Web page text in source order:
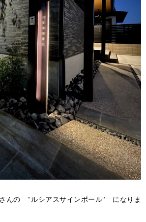
んの ‘‘ルシアスサインポール‘‘ になりま